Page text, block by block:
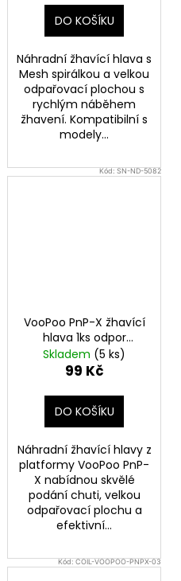
DO KOŠÍKU
Náhradní žhavící hlava s
Mesh spirálkou a velkou
odpařovací plochou s
rychlým náběhem
žhavení. Kompatibilní s
modely...
Kód: SN-ND-5082
VooPoo PnP-X žhavící
hlava 1ks odpor
0,45ohm
Skladem (5 ks)
99 Kč
DO KOŠÍKU
Náhradní žhavící hlavy z
platformy VooPoo PnP-
X nabídnou skvělé
podání chuti, velkou
odpařovací plochu a
efektivní...
Kód:COIL-VOOPOO-PNPX-03